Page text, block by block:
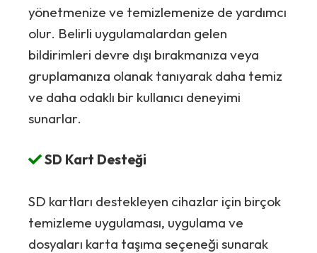
yönetmenize ve temizlemenize de yardımcı
olur. Belirli uygulamalardan gelen
bildirimleri devre dışı bırakmanıza veya
gruplamanıza olanak tanıyarak daha temiz
ve daha odaklı bir kullanıcı deneyimi
sunarlar.
SD Kart Desteği
SD kartları destekleyen cihazlar için birçok
temizleme uygulaması, uygulama ve
dosyaları karta taşıma seçeneği sunarak